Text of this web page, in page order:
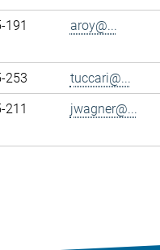
191 aroy@...
253
tuccari@...
211 jwagner@...